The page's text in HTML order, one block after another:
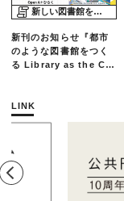
新しい図書館をめぐる旅
新刊のお知らせ『都市
のような図書館をつく
る Library as the Cit
LINK